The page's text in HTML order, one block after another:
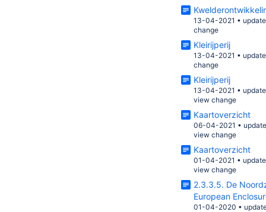
13-04-2021 •
change
Kleirijperij
13-04-2021 •
change
Kleirijperij
13-04-2021 •
view change
Kaartoverzicht
06-04-2021 •
view change
Kaartoverzicht
01-04-2021 •
view change
2.3.3.5. De
European
01-04-2020 •